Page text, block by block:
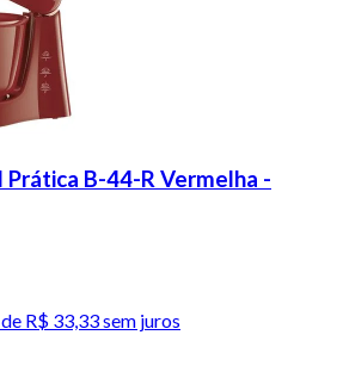
B-44-R Vermelha -
R$ 33,33 sem juros